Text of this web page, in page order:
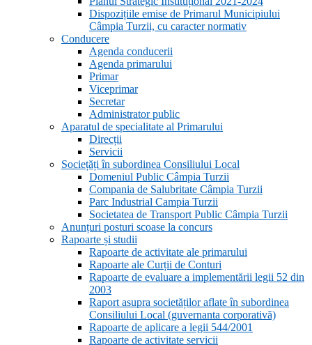
Dispozițiile emise de Primarul Municipiului
Câmpia Turzii, cu caracter normativ
Conducere
Agenda conducerii
Agenda primarului
Primar
Viceprimar
Secretar
Administrator public
Aparatul de specialitate al Primarului
Direcții
Servicii
Sociețăți în subordinea Consiliului Local
Domeniul Public Câmpia Turzii
Compania de Salubritate Câmpia Turzii
Parc Industrial Campia Turzii
Societatea de Transport Public Câmpia Turzii
Anunțuri posturi scoase la concurs
Rapoarte și studii
Rapoarte de activitate ale primarului
Rapoarte ale Curții de Conturi
Rapoarte de evaluare a implementării legii 52 din
2003
Raport asupra societăților aflate în subordinea
Consiliului Local (guvernanta corporativă)
Rapoarte de aplicare a legii 544/2001
Rapoarte de activitate servicii